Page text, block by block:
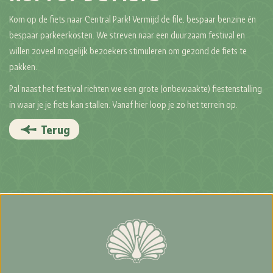
Kom op de fiets naar Central Park! Vermijd de file, bespaar benzine én
bespaar parkeerkosten. We streven naar een duurzaam festival en
willen zoveel mogelijk bezoekers stimuleren om gezond de fiets te
pakken.
Pal naast het festival richten we een grote (onbewaakte) fiestenstalling
in waar je je fiets kan stallen. Vanaf hier loop je zo het terrein op.
Terug